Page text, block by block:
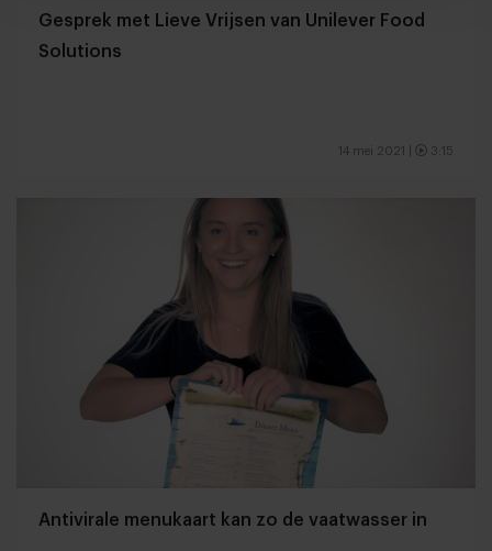
Gesprek met Lieve Vrijsen van Unilever Food
Solutions
14 mei 2021 3:15
Antivirale menukaart kan zo de vaatwasser in